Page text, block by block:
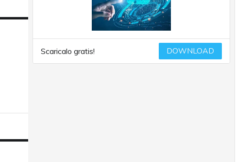
Scaricalo gratis! DOWNLOAD